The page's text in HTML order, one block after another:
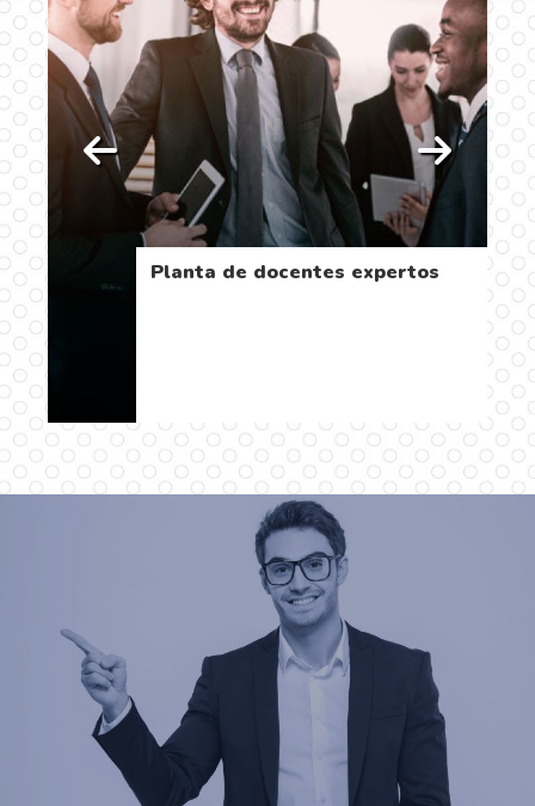
Planta de docentes expertos